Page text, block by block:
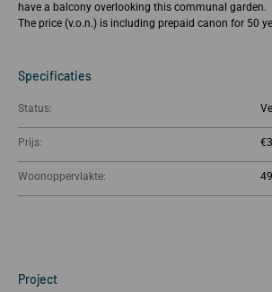
have a balcony overlooking this communal garden.
The price (v.o.n.) is including prepaid canon for 50
Specificaties
Status:
Prijs:
Woonoppervlakte:
Project